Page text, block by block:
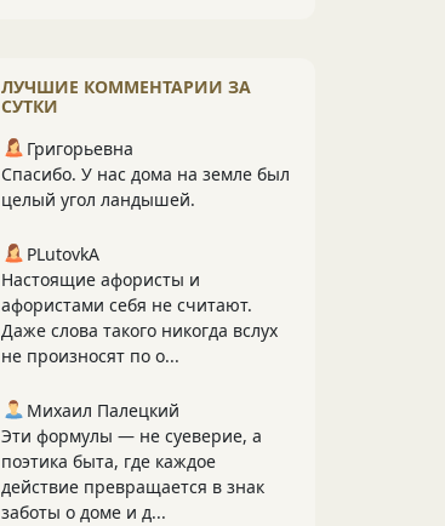
ЛУЧШИЕ КОММЕНТАРИИ ЗА
СУТКИ
Григорьевна
Спасибо. У нас дома на земле был
целый угол ландышей.
PLutоvkА
Настоящие афористы и
афористами себя не считают.
Даже слова такого никогда вслух
не произносят по о...
Михаил Палецкий
Эти формулы — не суеверие, а
поэтика быта, где каждое
действие превращается в знак
заботы о доме и д...